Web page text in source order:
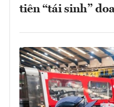
tiên “tái sinh”